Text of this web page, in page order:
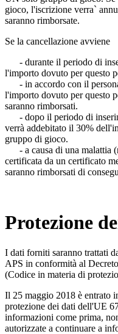
gioco, l'iscrizione verra`
saranno rimborsate.
Se la cancellazione avviene
- durante il periodo di
l'importo dovuto per questo
- in accordo con il
l'importo dovuto per questo
saranno rimborsati.
- dopo il periodo di
verrà addebitato il 30%
gruppo di gioco.
- a causa di una malattia
certificata da un certificato
saranno rimborsati di
Protezione
I dati forniti saranno trattati
APS in conformità al
(Codice in materia di
Il 25 maggio 2018 è entrato
protezione dei dati dell'UE
informazioni come prima,
autorizzate a continuare a